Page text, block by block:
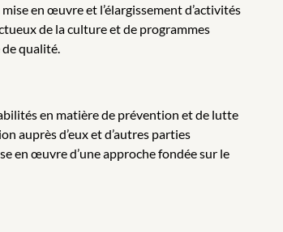
en œuvre et l’élargissement d’activités
de la culture et de programmes
de qualité.
en matière de prévention et de lutte
auprès d’eux et d’autres parties
en œuvre d’une approche fondée sur le